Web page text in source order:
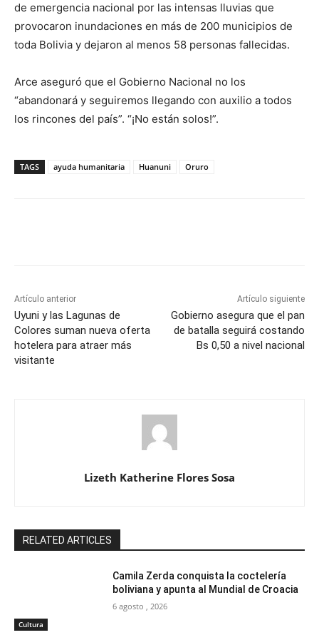
de emergencia nacional por las intensas lluvias que
provocaron inundaciones en más de 200 municipios de
toda Bolivia y dejaron al menos 58 personas fallecidas.
Arce aseguró que el Gobierno Nacional no los
“abandonará y seguiremos llegando con auxilio a todos
los rincones del país”. “¡No están solos!”.
TAGS ayuda humanitaria Huanuni Oruro
Artículo anterior
Uyuni y las Lagunas de
Colores suman nueva oferta
hotelera para atraer más
visitante
Artículo siguiente
Gobierno asegura que el pan
de batalla seguirá costando
Bs 0,50 a nivel nacional
Lizeth Katherine Flores Sosa
RELATED ARTICLES
Cultura
Camila Zerda conquista la coctelería
boliviana y apunta al Mundial de Croacia
6 agosto , 2026